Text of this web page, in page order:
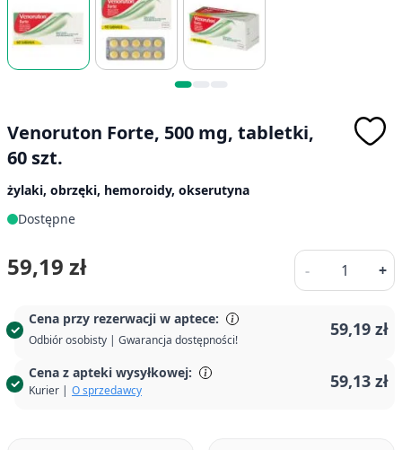
Venoruton Forte, 500 mg, tabletki,
60 szt.
żylaki, obrzęki, hemoroidy, okserutyna
Dostępne
Cena przy rezerwacji w aptece:
Odbiór osobisty | Gwarancja dostępności!
59,19 zł
Cena z apteki wysyłkowej:
Kurier | O sprzedawcy 59,13 zł
59,19 zł -
Ilość
+